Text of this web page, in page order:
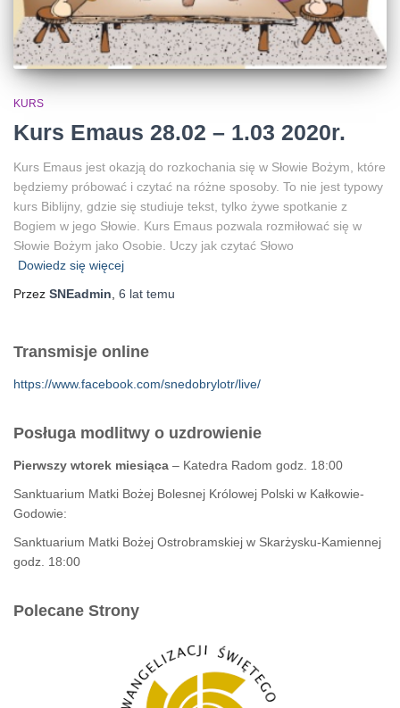
KURS
Kurs Emaus 28.02 – 1.03 2020r.
Kurs Emaus jest okazją do rozkochania się w Słowie Bożym, które
będziemy próbować i czytać na różne sposoby. To nie jest typowy
kurs Biblijny, gdzie się studiuje tekst, tylko żywe spotkanie z
Bogiem w jego Słowie. Kurs Emaus pozwala rozmiłować się w
Słowie Bożym jako Osobie. Uczy jak czytać Słowo
Dowiedz się więcej
Przez SNEadmin 6 lat temu
Transmisje online
https://www.facebook.com/snedobrylotr/live/
Posługa modlitwy o uzdrowienie
Pierwszy wtorek miesiąca – Katedra Radom godz. 18:00
Sanktuarium Matki Bożej Bolesnej Królowej Polski w Kałkowie-
Godowie:
Sanktuarium Matki Bożej Ostrobramskiej w Skarżysku-Kamiennej
godz. 18:00
Polecane Strony